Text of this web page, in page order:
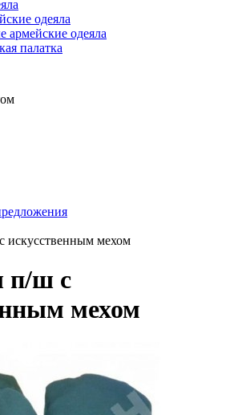
одеяла
армейские одеяла
палатка
искусственным мехом
п/ш с
мехом